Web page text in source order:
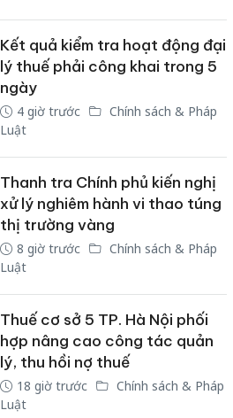
Kết quả kiểm tra hoạt động đại
lý thuế phải công khai trong 5
ngày
4 giờ trước
Chính sách & Pháp
Luật
Thanh tra Chính phủ kiến nghị
xử lý nghiêm hành vi thao túng
thị trường vàng
8 giờ trước
Chính sách & Pháp
Luật
Thuế cơ sở 5 TP. Hà Nội phối
hợp nâng cao công tác quản
lý, thu hồi nợ thuế
18 giờ trước
Chính sách & Pháp
Luật